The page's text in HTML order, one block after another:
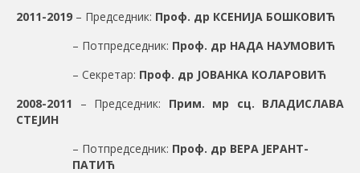
2011-2019 – Председник: Проф. др КСЕНИЈА БОШКОВИЋ
– Потпредседник: Проф. др НАДА НАУМОВИЋ
– Секретар: Проф. др ЈОВАНКА КОЛАРОВИЋ
2008-2011
– Председник: Прим. мр сц. ВЛАДИСЛАВА
СТЕЈИН
– Потпредседник: Проф. др ВЕРА ЈЕРАНТ-
ПАТИЋ